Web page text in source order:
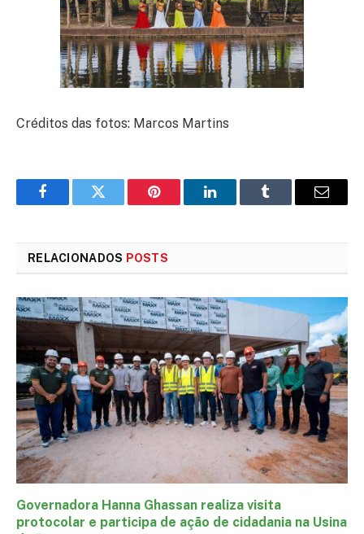
Créditos das fotos: Marcos Martins
FacebookTwitter Pinterest LinkedInTumblr
E-
RELACIONADOS POSTS
Governadora Hanna Ghassan realiza visita
protocolar e participa de ação de cidadania na Usina